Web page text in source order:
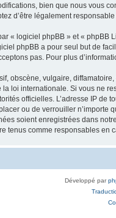
bien que nous vous
d’être légalement
« logiciel phpBB » et «
phpBB a pour seul but de
pas. Pour plus
obscène, vulgaire,
loi internationale. Si vous ne
officielles. L’adresse IP
ou de verrouiller n’importe
soient enregistrées dans
tenus comme responsables
Développé par